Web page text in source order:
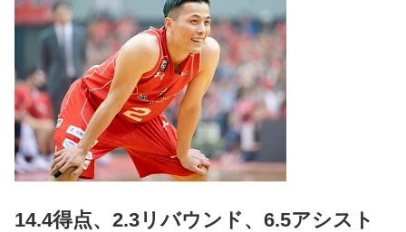
14.4得点、2.3リバウンド、6.5アシスト